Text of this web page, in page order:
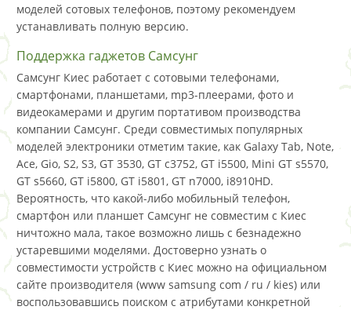
моделей сотовых телефонов, поэтому рекомендуем
устанавливать полную версию.
Поддержка гаджетов Самсунг
Самсунг Киес работает с сотовыми телефонами,
смартфонами, планшетами, mp3-плеерами, фото и
видеокамерами и другим портативом производства
компании Самсунг. Среди совместимых популярных
моделей электроники отметим такие, как Galaxy Tab, Note,
Ace, Gio, S2, S3, GT 3530, GT c3752, GT i5500, Mini GT s5570,
GT s5660, GT i5800, GT i5801, GT n7000, i8910HD.
Вероятность, что какой-либо мобильный телефон,
смартфон или планшет Самсунг не совместим с Киес
ничтожно мала, такое возможно лишь с безнадежно
устаревшими моделями. Достоверно узнать о
совместимости устройств с Киес можно на официальном
сайте производителя (www samsung com / ru / kies) или
воспользовавшись поиском с атрибутами конкретной